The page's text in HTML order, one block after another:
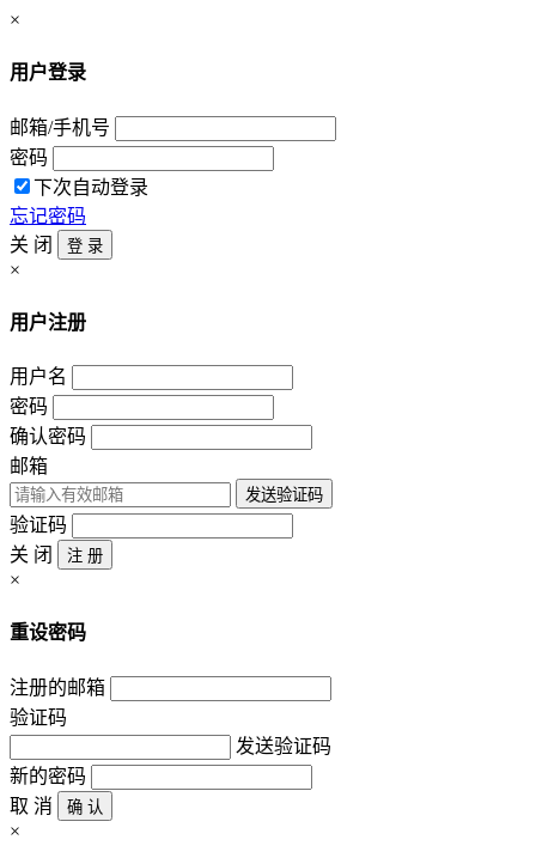
×
用户登录
邮箱/手机号
密码
下次自动登录
忘记密码
关 闭
登 录
×
用户注册
用户名
密码
确认密码
邮箱
发送验证码
验证码
关 闭
注 册
×
重设密码
注册的邮箱
验证码
发送验证码
新的密码
取 消
确 认
×